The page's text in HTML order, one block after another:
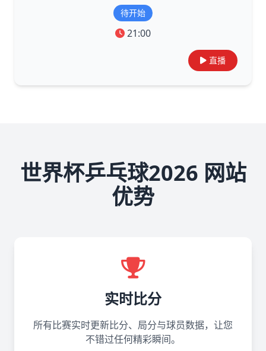
待开始
21:00
直播
世界杯乒乓球2026 网站
优势
实时比分
所有比赛实时更新比分、局分与球员数据，让您
不错过任何精彩瞬间。